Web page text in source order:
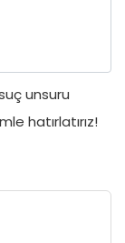
unsuru
hatırlatırız!